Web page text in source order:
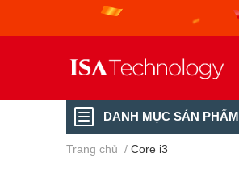
DANH MỤC SẢN PHẨM
Trang chủ / Core i3